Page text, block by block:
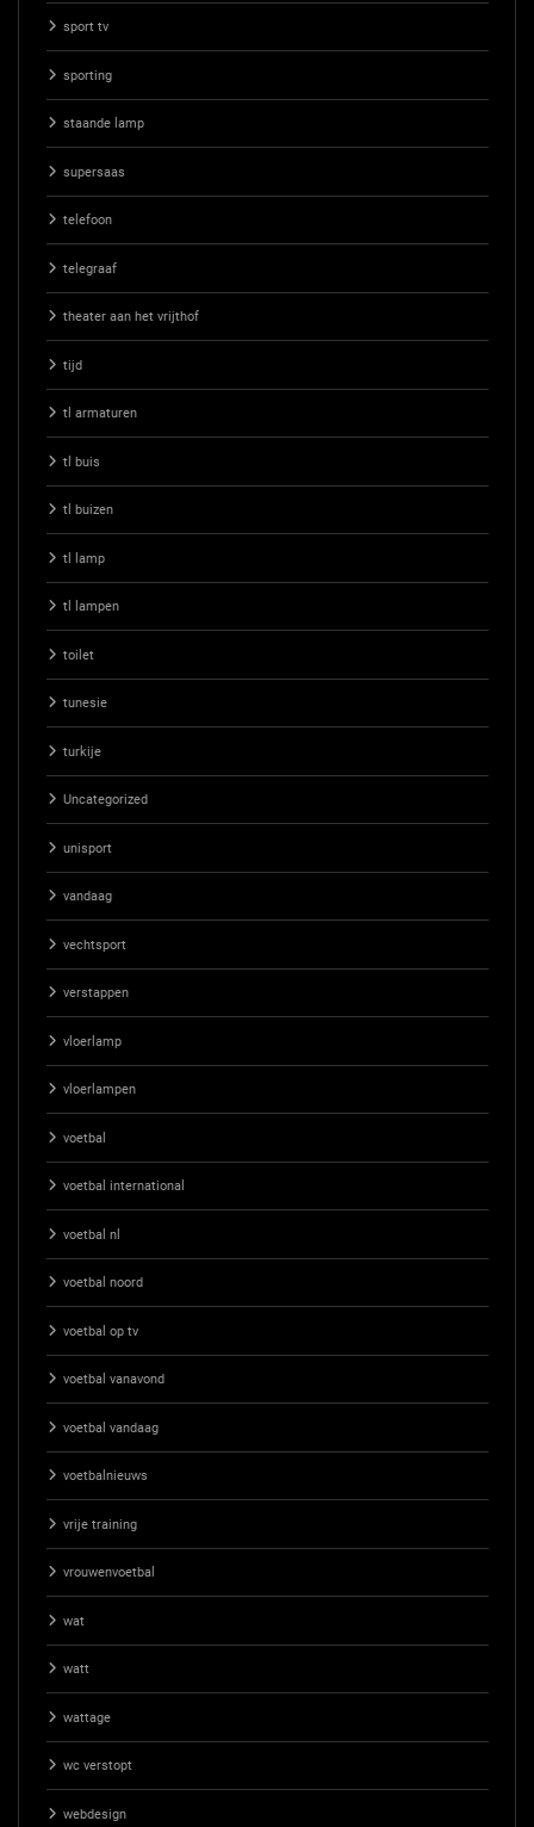
sport tv
sporting
staande lamp
supersaas
telefoon
telegraaf
theater aan het vrijthof
tijd
tl armaturen
tl buis
tl buizen
tl lamp
tl lampen
toilet
tunesie
turkije
Uncategorized
unisport
vandaag
vechtsport
verstappen
vloerlamp
vloerlampen
voetbal
voetbal international
voetbal nl
voetbal noord
voetbal op tv
voetbal vanavond
voetbal vandaag
voetbalnieuws
vrije training
vrouwenvoetbal
wat
watt
wattage
wc verstopt
webdesign